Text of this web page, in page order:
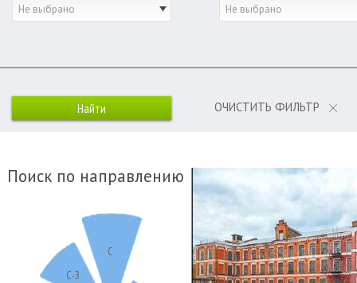
Не выбрано Не выбрано
ОЧИСТИТЬ ФИЛЬТР
Поиск по направлению
С
С-З